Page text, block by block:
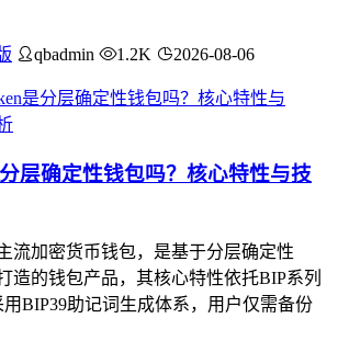
qbadmin 1.2K 2026-08-06
层确定性钱包吗？核心特性与技
流加密货币钱包，是基于分层确定性
造的钱包产品，其核心特性依托BIP系列
BIP39助记词生成体系，用户仅需备份